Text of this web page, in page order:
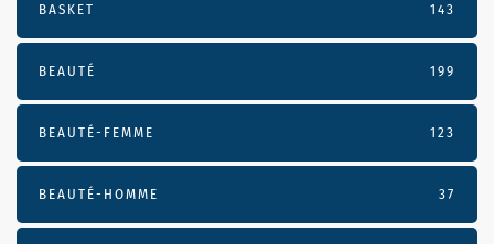
BASKET 143
BEAUTÉ 199
BEAUTÉ-FEMME 123
BEAUTÉ-HOMME 37